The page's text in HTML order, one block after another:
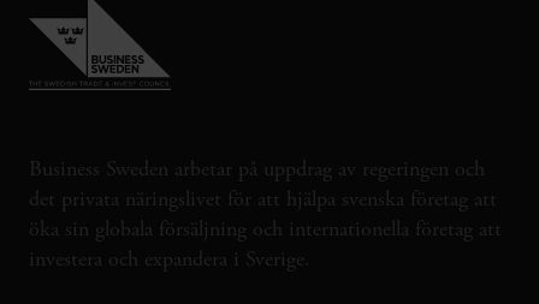
Business Sweden arbetar på uppdrag av regeringen och
det privata näringslivet för att hjälpa svenska företag att
öka sin globala försäljning och internationella företag att
investera och expandera i Sverige.